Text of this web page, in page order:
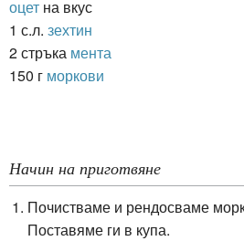
оцет на вкус
1 с.л. зехтин
2 стръка мента
150 г моркови
Начин на приготвяне
Почистваме и рендосваме
Поставяме ги в купа.